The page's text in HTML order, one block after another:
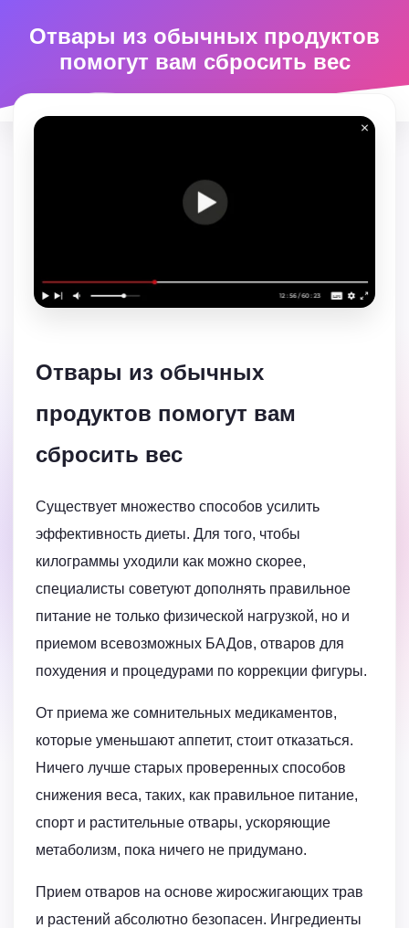
Отвары из обычных продуктов
помогут вам сбросить вес
Отвары из обычных
продуктов помогут вам
сбросить вес
Существует множество способов усилить
эффективность диеты. Для того, чтобы
килограммы уходили как можно скорее,
специалисты советуют дополнять правильное
питание не только физической нагрузкой, но и
приемом всевозможных БАДов, отваров для
похудения и процедурами по коррекции фигуры.
От приема же сомнительных медикаментов,
которые уменьшают аппетит, стоит отказаться.
Ничего лучше старых проверенных способов
снижения веса, таких, как правильное питание,
спорт и растительные отвары, ускоряющие
метаболизм, пока ничего не придумано.
Прием отваров на основе жиросжигающих трав
и растений абсолютно безопасен. Ингредиенты